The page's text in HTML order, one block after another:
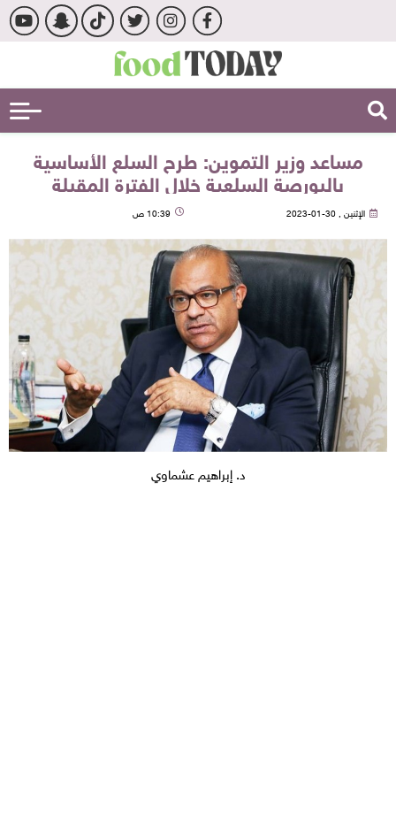
مساعد وزير التموين: طرح السلع الأساسية
بالبورصة السلعية خلال الفترة المقبلة
الإثنين , 30-01-2023 10:39 ص
د. إبراهيم عشماوي